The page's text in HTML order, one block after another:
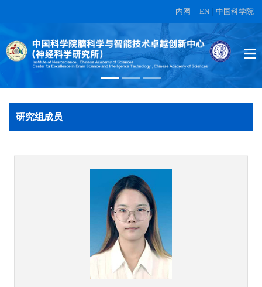
内网 EN 中国科学院
蔡时青
在另外数据表中
研究组成员